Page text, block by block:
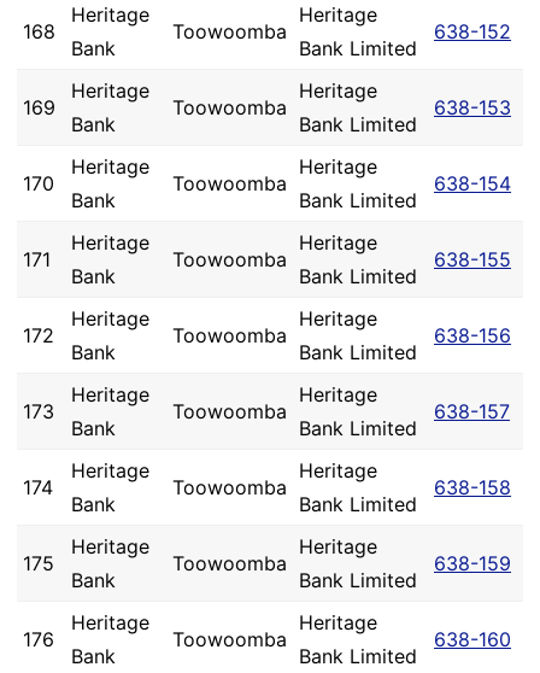
168
Heritage
Bank
Toowoomba
Heritage
Bank Limited
638-152
169
Heritage
Bank
Toowoomba
Heritage
Bank Limited
638-153
170
Heritage
Bank
Toowoomba
Heritage
Bank Limited
638-154
171
Heritage
Bank
Toowoomba
Heritage
Bank Limited
638-155
172
Heritage
Bank
Toowoomba
Heritage
Bank Limited
638-156
173
Heritage
Bank
Toowoomba
Heritage
Bank Limited
638-157
174
Heritage
Bank
Toowoomba
Heritage
Bank Limited
638-158
175
Heritage
Bank
Toowoomba
Heritage
Bank Limited
638-159
176
Heritage
Bank
Toowoomba
Heritage
Bank Limited
638-160